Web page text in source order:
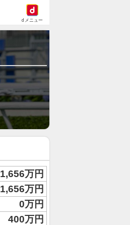
dメニュー
1,656万円
1,656万円
0万円
400万円